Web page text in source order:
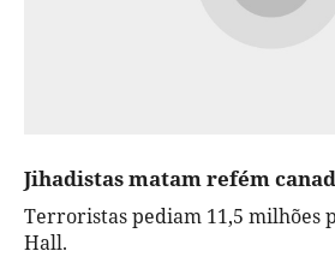
Jihadistas matam refém
Terroristas pediam 11,5 milhões
Hall.